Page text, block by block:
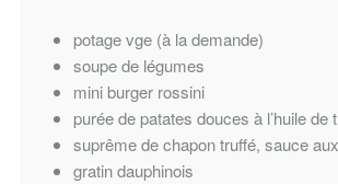
potage vge (à la demande)
soupe de légumes
mini burger rossini
purée de patates douces à l’huile de
suprême de chapon truffé, sauce
gratin dauphinois